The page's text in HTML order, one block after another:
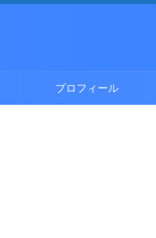
プロフィール